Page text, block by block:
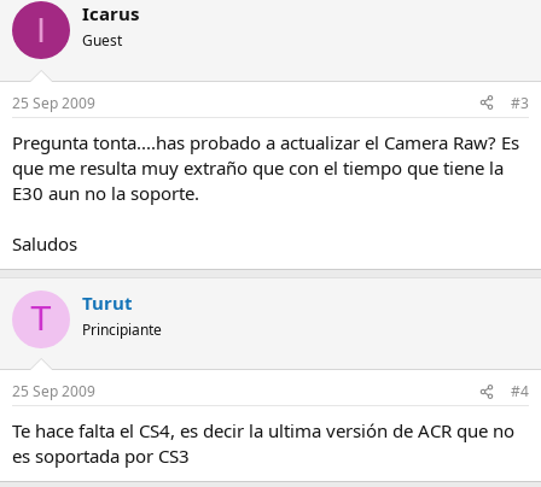
I Icarus
Guest
25 Sep 2009 #3
Pregunta tonta....has probado a actualizar el Camera Raw? Es
que me resulta muy extraño que con el tiempo que tiene la
E30 aun no la soporte.
Saludos
T Turut
Principiante
25 Sep 2009 #4
Te hace falta el CS4, es decir la ultima versión de ACR que no
es soportada por CS3